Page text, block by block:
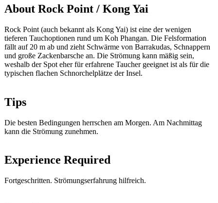
About Rock Point / Kong Yai
Rock Point (auch bekannt als Kong Yai) ist eine der wenigen
tieferen Tauchoptionen rund um Koh Phangan. Die Felsformation
fällt auf 20 m ab und zieht Schwärme von Barrakudas, Schnappern
und große Zackenbarsche an. Die Strömung kann mäßig sein,
weshalb der Spot eher für erfahrene Taucher geeignet ist als für die
typischen flachen Schnorchelplätze der Insel.
Tips
Die besten Bedingungen herrschen am Morgen. Am Nachmittag
kann die Strömung zunehmen.
Experience Required
Fortgeschritten. Strömungserfahrung hilfreich.